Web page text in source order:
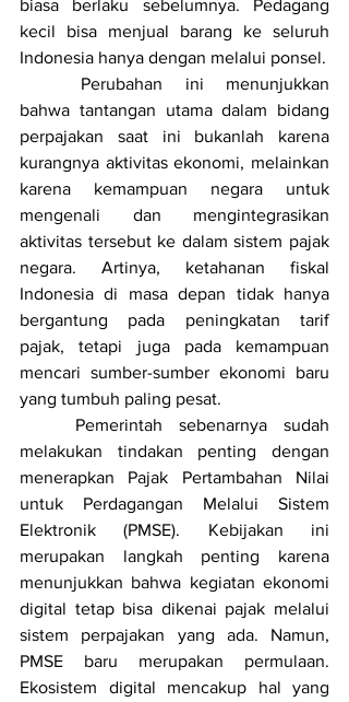
biasa berlaku sebelumnya. Pedagang
kecil bisa menjual barang ke seluruh
Indonesia hanya dengan melalui ponsel.
bahwa tantangan utama dalam bidang
perpajakan saat ini bukanlah karena
kurangnya aktivitas ekonomi, melainkan
karena kemampuan negara untuk
mengenali dan mengintegrasikan
aktivitas tersebut ke dalam sistem pajak
negara. Artinya, ketahanan fiskal
Indonesia di masa depan tidak hanya
bergantung pada peningkatan tarif
pajak, tetapi juga pada kemampuan
mencari sumber-sumber ekonomi baru
yang tumbuh paling pesat.
melakukan tindakan penting dengan
menerapkan Pajak Pertambahan Nilai
untuk Perdagangan Melalui Sistem
Elektronik (PMSE). Kebijakan ini
merupakan langkah penting karena
menunjukkan bahwa kegiatan ekonomi
digital tetap bisa dikenai pajak melalui
sistem perpajakan yang ada. Namun,
PMSE baru merupakan permulaan.
Ekosistem digital mencakup hal yang